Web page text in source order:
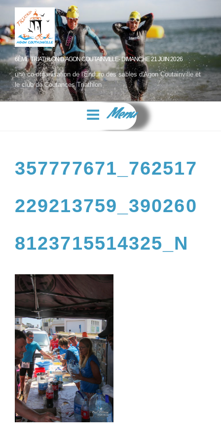
6ÈME TRIATHLON D'AGON COUTAINVILLE- DIMANCHE 21 JUIN 2026
une co-organisation de l'Enduro des sables d'Agon Coutainville et
le club de Coutances Triathlon
Menu
357777671_762517
229213759_390260
8123715514325_N